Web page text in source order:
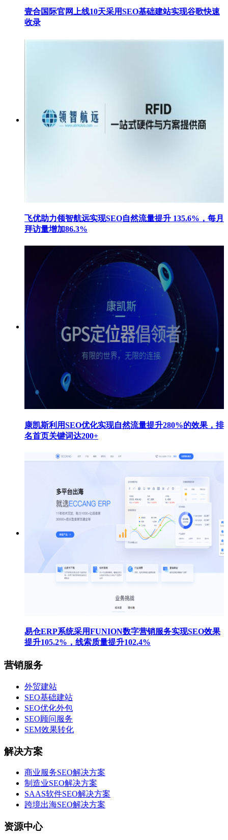
壹合国际官网上线10天采用SEO基础建站实现谷歌快速
收录
飞优助力领智航远实现SEO自然流量提升 135.6%，每月
拜访量增加86.3%
康凯斯利用SEO优化实现自然流量提升280%的效果，排
名首页关键词达200+
易仓ERP系统采用FUNION数字营销服务实现SEO效果
提升105.2%，线索质量提升102.4%
营销服务
外贸建站
SEO基础建站
SEO优化外包
SEO顾问服务
SEM效果转化
解决方案
商业服务SEO解决方案
制造业SEO解决方案
SAAS软件SEO解决方案
跨境出海SEO解决方案
资源中心